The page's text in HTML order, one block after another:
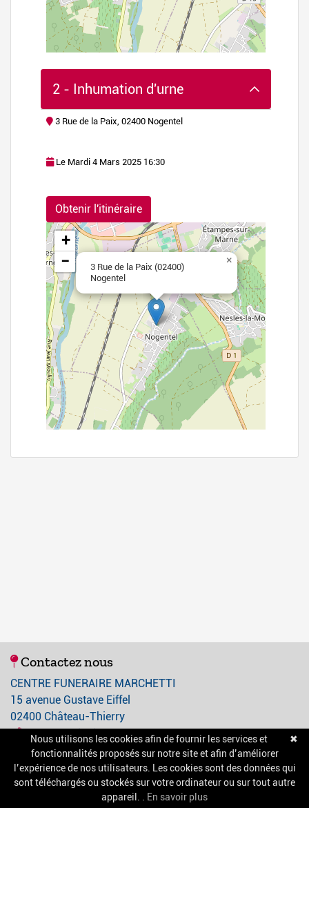
2 - Inhumation d'urne
3 Rue de la Paix, 02400 Nogentel
Le Mardi 4 Mars 2025 16:30
Obtenir l'itinéraire
3 Rue de la Paix (02400)
Nogentel
×
+
−
Contactez nous
CENTRE FUNERAIRE MARCHETTI
15 avenue Gustave Eiffel
02400 Château-Thierry
03 23 84 21 21
contact@centre-funeraire-marchetti.com
✖
Nous utilisons les cookies afin de fournir les services et
fonctionnalités proposés sur notre site et afin d’améliorer
l’expérience de nos utilisateurs. Les cookies sont des données qui
sont téléchargés ou stockés sur votre ordinateur ou sur tout autre
appareil. .
En savoir plus